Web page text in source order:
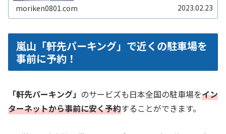
貸すと副収入になると聞いたことがReadMore...
moriken0801.com 2023.02.23
嵐山「軒先パーキング」で近くの駐車場を
事前に予約！
「軒先パーキング」 のサービズも日本全国の駐車場をイン
ターネットから事前に安く予約することができます。